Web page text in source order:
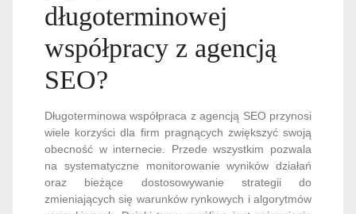
długoterminowej
współpracy z agencją
SEO?
Długoterminowa współpraca z agencją SEO przynosi
wiele korzyści dla firm pragnących zwiększyć swoją
obecność w internecie. Przede wszystkim pozwala
na systematyczne monitorowanie wyników działań
oraz bieżące dostosowywanie strategii do
zmieniających się warunków rynkowych i algorytmów